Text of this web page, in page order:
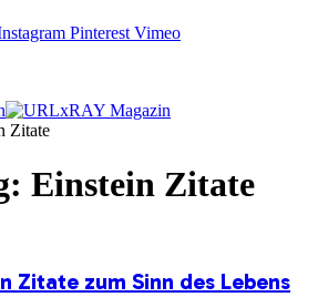
Pinterest Vimeo
Zitate
Einstein Zitate
Zitate zum Sinn des Lebens